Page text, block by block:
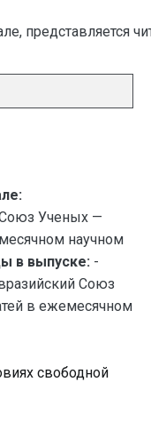
представляется
Ученых —
научном
в выпуске: -
Союз
в ежемесячном
свободной